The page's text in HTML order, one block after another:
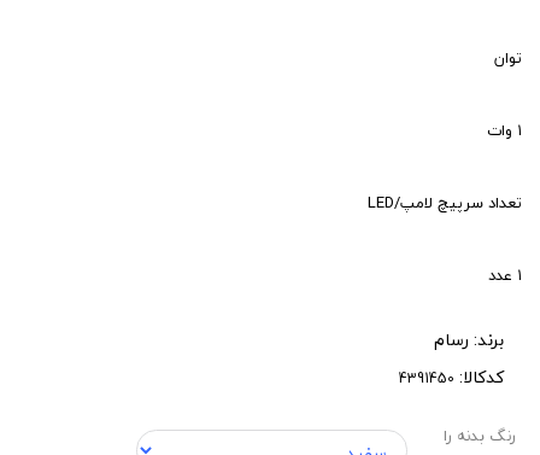
توان
۱ وات
تعداد سرپیچ لامپ/LED
۱ عدد
برند: رسام
کدکالا:
رنگ بدنه را